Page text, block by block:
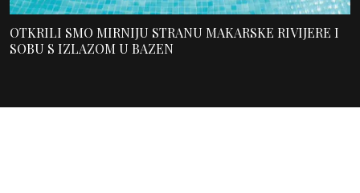
OTKRILI SMO MIRNIJU STRANU MAKARSKE RIVIJERE I
SOBU S IZLAZOM U BAZEN